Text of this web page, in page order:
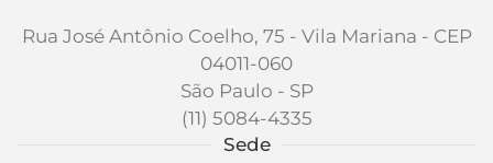
Rua José Antônio Coelho, 75 - Vila Mariana - CEP
04011-060
São Paulo - SP
(11) 5084-4335
Sede